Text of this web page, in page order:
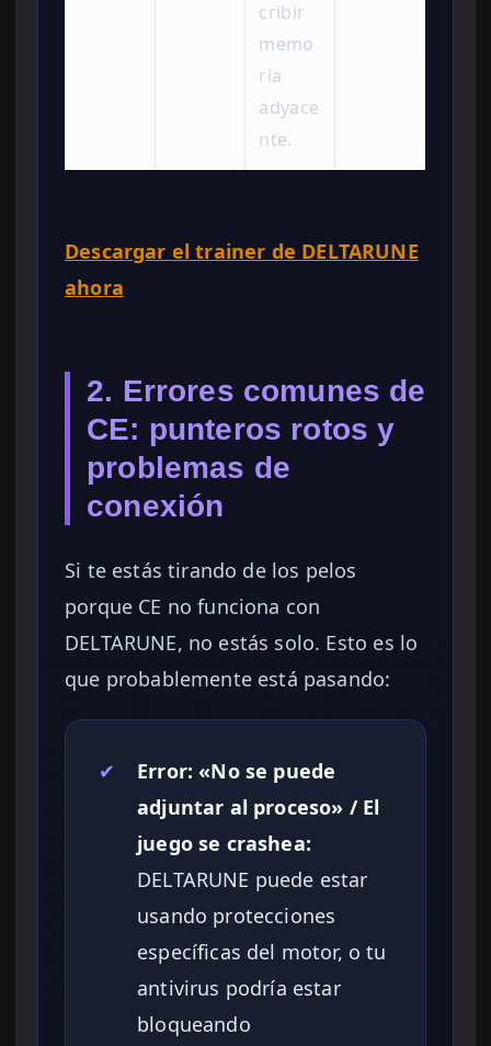
cribir
memo
ria
adyace
nte.
Descargar el trainer de DELTARUNE
ahora
2. Errores comunes de
CE: punteros rotos y
problemas de
conexión
Si te estás tirando de los pelos
porque CE no funciona con
DELTARUNE, no estás solo. Esto es lo
que probablemente está pasando:
✔
Error: «No se puede
adjuntar al proceso» / El
juego se crashea:
DELTARUNE puede estar
usando protecciones
específicas del motor, o tu
antivirus podría estar
bloqueando